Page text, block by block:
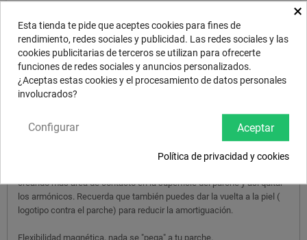
DESCRIPCIÓN
003-2PK
Paquete de 2 unidades de auténticas piezas de piel americana para
usar con Snareweight. Compatible con los # 1,2,3,4 y 5 Brass
Puedes conseguir 6 opciones distintas de amortiguación. Elija una
pieza de cuero fino o grueso para marcar rápidamente la atenuación
creando más área de contacto en la superficie del parche y así quitar
los armónicos. Recuerda que también puedes dar la vuelta a la piel (
logotipo contra el parche) para reducir la amortiguación.
Flexibilidad magnética, nada se "pega" a tu parche.
×
Esta tienda te pide que aceptes cookies para fines de
rendimiento, redes sociales y publicidad. Las redes sociales y las
cookies publicitarias de terceros se utilizan para ofrecerte
funciones de redes sociales y anuncios personalizados.
¿Aceptas estas cookies y el procesamiento de datos personales
involucrados?
Aceptar
Configurar
Política de privacidad y cookies